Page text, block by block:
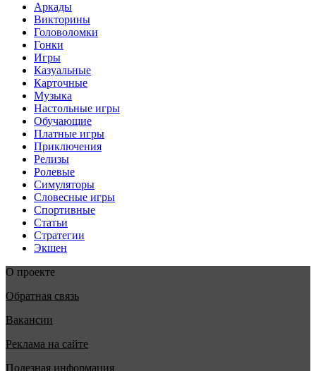
Аркады
Викторины
Головоломки
Гонки
Игры
Казуальные
Карточные
Музыка
Настольные игры
Обучающие
Платные игры
Приключения
Релизы
Ролевые
Симуляторы
Словесные игры
Спортивные
Статьи
Стратегии
Экшен
О проекте
Обратная связь
Вакансии
Реклама на сайте
Полезная информация